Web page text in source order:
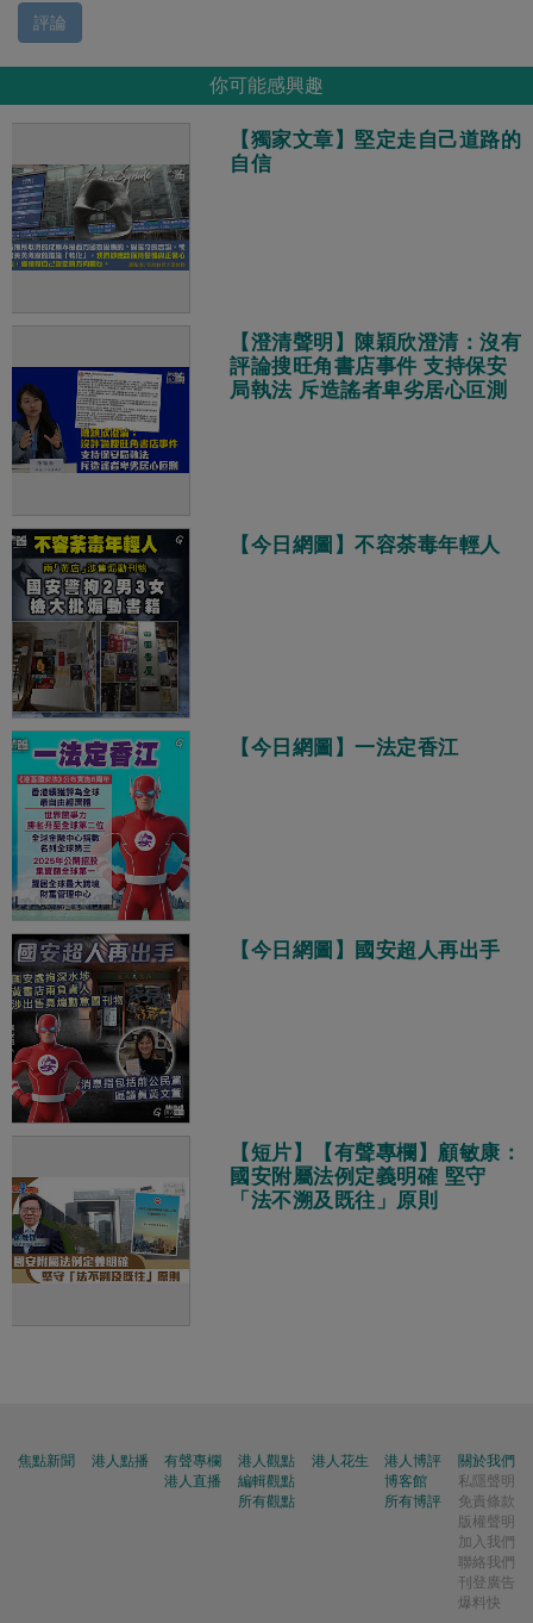
評論
你可能感興趣
【獨家文章】堅定走自己道路的
自信
【澄清聲明】陳穎欣澄清：沒有
評論搜旺角書店事件 支持保安
局執法 斥造謠者卑劣居心叵測
【今日網圖】不容荼毒年輕人
【今日網圖】一法定香江
【今日網圖】國安超人再出手
【短片】【有聲專欄】顧敏康：
國安附屬法例定義明確 堅守
「法不溯及既往」原則
焦點新聞 港人點播
有聲專欄
港人直播
港人觀點
編輯觀點
所有觀點
港人花生
港人博評
博客館
所有博評
關於我們
私隱聲明
免責條款
版權聲明
加入我們
聯絡我們
刊登廣告
爆料快